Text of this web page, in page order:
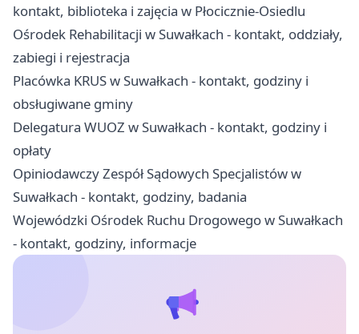
kontakt, biblioteka i zajęcia w Płocicznie-Osiedlu
Ośrodek Rehabilitacji w Suwałkach - kontakt, oddziały,
zabiegi i rejestracja
Placówka KRUS w Suwałkach - kontakt, godziny i
obsługiwane gminy
Delegatura WUOZ w Suwałkach - kontakt, godziny i
opłaty
Opiniodawczy Zespół Sądowych Specjalistów w
Suwałkach - kontakt, godziny, badania
Wojewódzki Ośrodek Ruchu Drogowego w Suwałkach
- kontakt, godziny, informacje